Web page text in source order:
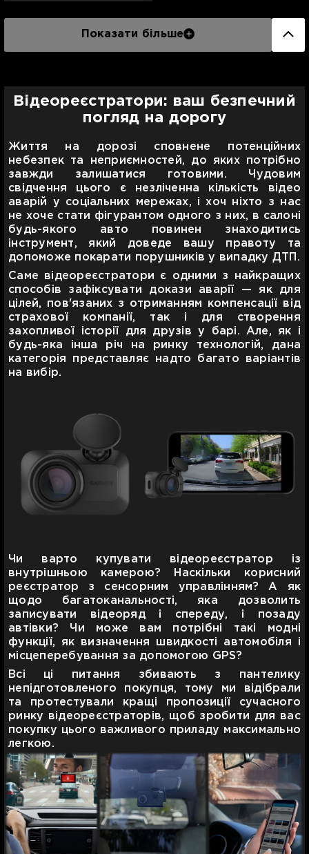
Показати більше
Відеореєстратори: ваш безпечний
погляд на дорогу
Життя на дорозі сповнене потенційних
небезпек та неприємностей, до яких потрібно
завжди залишатися готовими. Чудовим
свідчення цього є незліченна кількість відео
аварій у соціальних мережах, і хоч ніхто з нас
не хоче стати фігурантом одного з них, в салоні
будь-якого авто повинен знаходитись
інструмент, який доведе вашу правоту та
допоможе покарати порушників у випадку ДТП.
Саме відеореєстратори є одними з найкращих
способів зафіксувати докази аварії — як для
цілей, пов'язаних з отриманням компенсації від
страхової компанії, так і для створення
захопливої історії для друзів у барі. Але, як і
будь-яка інша річ на ринку технологій, дана
категорія представляє надто багато варіантів
на вибір.
Чи варто купувати відеореєстратор із
внутрішньою камерою? Наскільки корисний
реєстратор з сенсорним управлінням? А як
щодо багатоканальності, яка дозволить
записувати відеоряд і спереду, і позаду
автівки? Чи може вам потрібні такі модні
функції, як визначення швидкості автомобіля і
місцеперебування за допомогою GPS?
Всі ці питання збивають з пантелику
непідготовленого покупця, тому ми відібрали
та протестували кращі пропозиції сучасного
ринку відеореєстраторів, щоб зробити для вас
покупку цього важливого приладу максимально
легкою.